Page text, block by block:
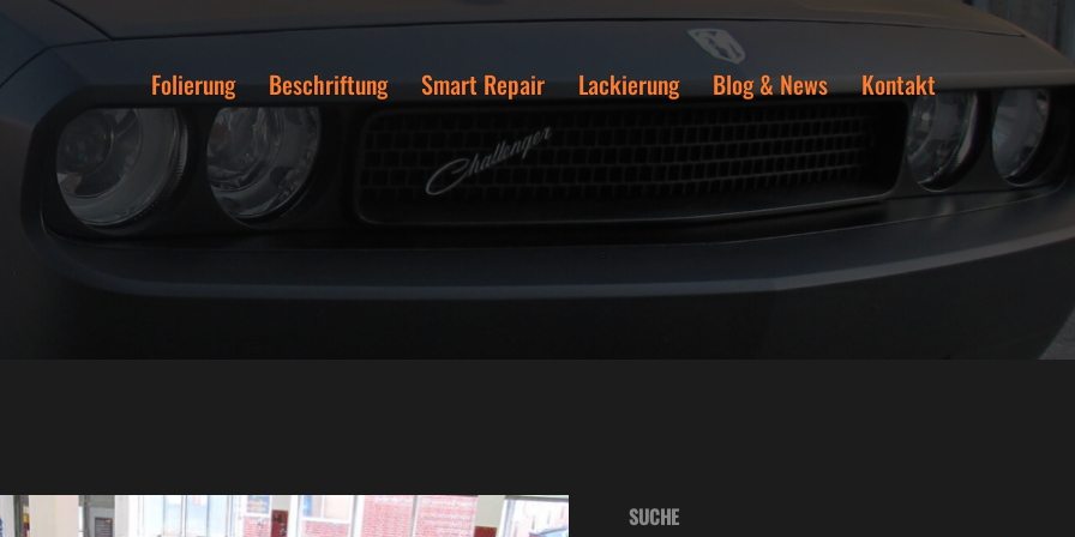
Folierung Beschriftung Smart Repair Lackierung Blog & News Kontakt
SUCHE